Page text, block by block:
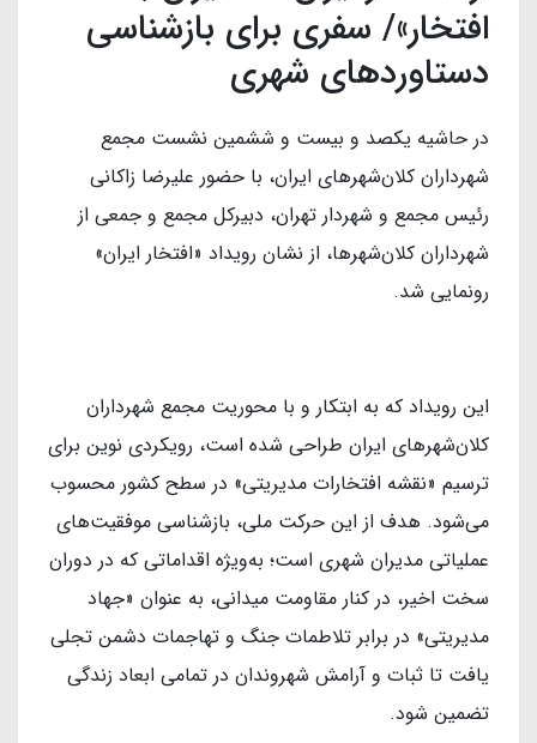
افتخار»/ سفری برای بازشناسی
دستاوردهای شهری
در حاشیه یکصد و بیست و ششمین نشست مجمع
شهرداران کلان‌شهرهای ایران، با حضور علیرضا زاکانی
رئیس مجمع و شهردار تهران، دبیرکل مجمع و جمعی از
شهرداران کلان‌شهرها، از نشان رویداد «افتخار ایران»
رونمایی شد.
این رویداد که به ابتکار و با محوریت مجمع شهرداران
کلان‌شهرهای ایران طراحی شده است، رویکردی نوین برای
ترسیم «نقشه افتخارات مدیریتی» در سطح کشور محسوب
می‌شود. هدف از این حرکت ملی، بازشناسی موفقیت‌های
عملیاتی مدیران شهری است؛ به‌ویژه اقداماتی که در دوران
سخت اخیر، در کنار مقاومت میدانی، به عنوان «جهاد
مدیریتی» در برابر تلاطمات جنگ و تهاجمات دشمن تجلی
یافت تا ثبات و آرامش شهروندان در تمامی ابعاد زندگی
تضمین شود.